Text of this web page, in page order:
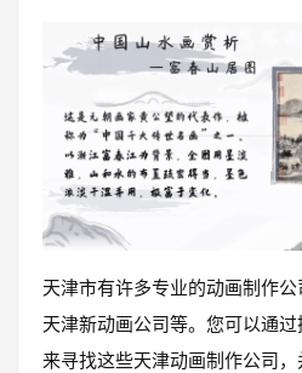
天津市有许多专业的动画制作公
天津新动画公司等。您可以通
来寻找这些天津动画制作公司